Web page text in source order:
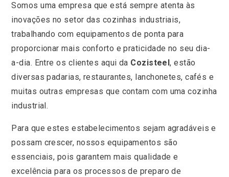
Somos uma empresa que está sempre atenta às
inovações no setor das cozinhas industriais,
trabalhando com equipamentos de ponta para
proporcionar mais conforto e praticidade no seu dia-
a-dia. Entre os clientes aqui da Cozisteel, estão
diversas padarias, restaurantes, lanchonetes, cafés e
muitas outras empresas que contam com uma cozinha
industrial.
Para que estes estabelecimentos sejam agradáveis e
possam crescer, nossos equipamentos são
essenciais, pois garantem mais qualidade e
excelência para os processos de preparo de